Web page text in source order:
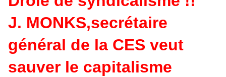
J. MONKS,secrétaire
général de la CES veut
sauver le capitalisme